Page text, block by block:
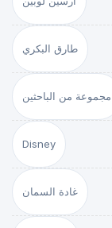
طارق البكري
مجموعة من الباحثين
Disney
غادة السمان